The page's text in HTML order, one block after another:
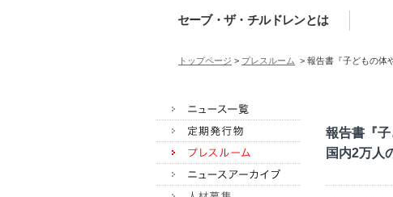
セーブ・ザ・チルドレンとは
トップページ > プレスルーム > 報告書『子どもの体
報告書『
国内2万人